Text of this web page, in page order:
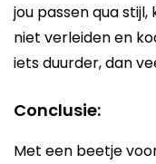
jou passen qua
niet verleiden en
iets duurder, dan
Conclusie:
Met een beetje